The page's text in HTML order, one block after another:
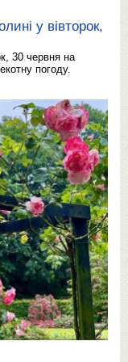
у вівторок,
30 червня на
погоду.